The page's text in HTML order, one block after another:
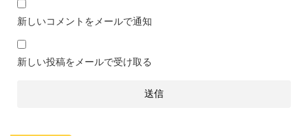
新しいコメントをメールで通知
新しい投稿をメールで受け取る